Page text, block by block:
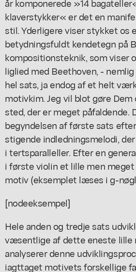
klaverstykker« er det en
stil. Yderligere viser stykket os
betydningsfuldt kendetegn på
kompositionsteknik, som viser
liglied med Beethoven, -
hel sats, ja endog af et helt
motivkim. Jeg vil blot gøre
sted, der er meget påfaldende.
begyndelsen af første sats
stigende indledningsmelodi,
i tertsparalleller. Efter en
i første violin et lille men
motiv (eksemplet læses i g-
[nodeeksempel]
Hele anden og tredje sats
væsentlige af dette eneste lille
analyserer denne
iagttaget motivets forskellige